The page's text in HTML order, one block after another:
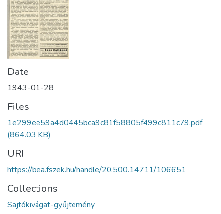
Date
1943-01-28
Files
1e299ee59a4d0445bca9c81f58805f499c811c79.pdf
(864.03 KB)
URI
https://bea.fszek.hu/handle/20.500.14711/106651
Collections
Sajtókivágat-gyűjtemény